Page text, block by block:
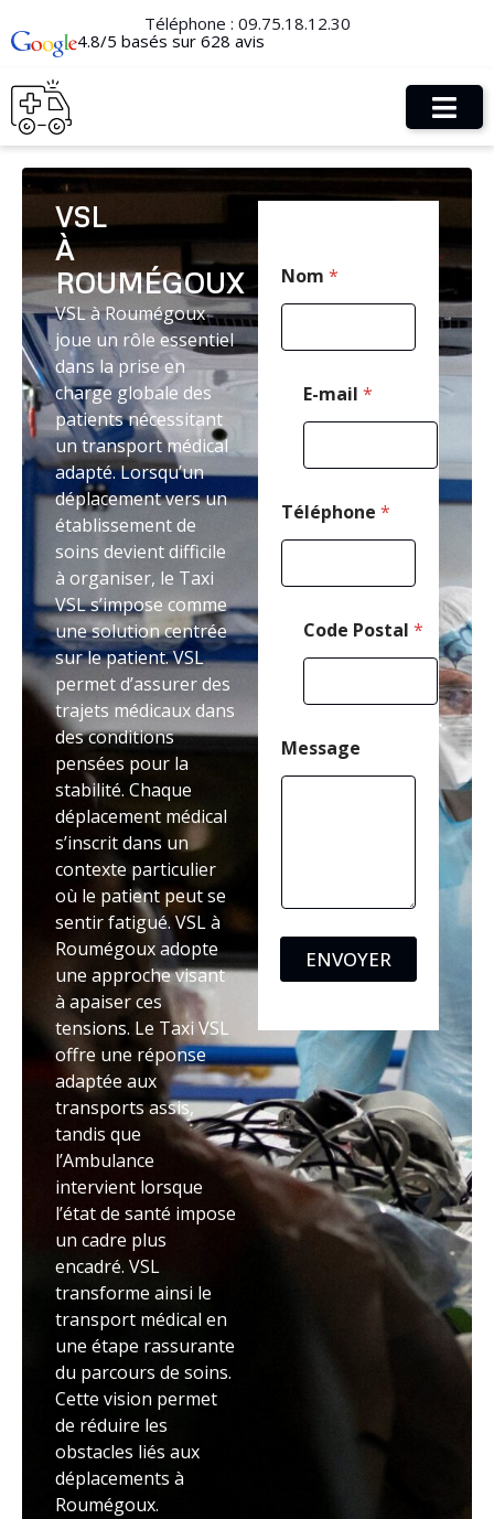
Téléphone : 09.75.18.12.30
4.8/5 basés sur 628 avis
VSL
À
ROUMÉGOUX
VSL à Roumégoux
joue un rôle essentiel
dans la prise en
charge globale des
patients nécessitant
un transport médical
adapté. Lorsqu’un
déplacement vers un
établissement de
soins devient difficile
à organiser, le Taxi
VSL s’impose comme
une solution centrée
sur le patient. VSL
permet d’assurer des
trajets médicaux dans
des conditions
pensées pour la
stabilité. Chaque
déplacement médical
s’inscrit dans un
contexte particulier
où le patient peut se
sentir fatigué. VSL à
Roumégoux adopte
une approche visant
à apaiser ces
tensions. Le Taxi VSL
offre une réponse
adaptée aux
transports assis,
tandis que
l’Ambulance
intervient lorsque
l’état de santé impose
un cadre plus
encadré. VSL
transforme ainsi le
transport médical en
une étape rassurante
du parcours de soins.
Cette vision permet
de réduire les
obstacles liés aux
déplacements à
Roumégoux.
Nom *
E-mail *
Téléphone *
Code Postal *
N
m
*
*
Message
ENVOYER